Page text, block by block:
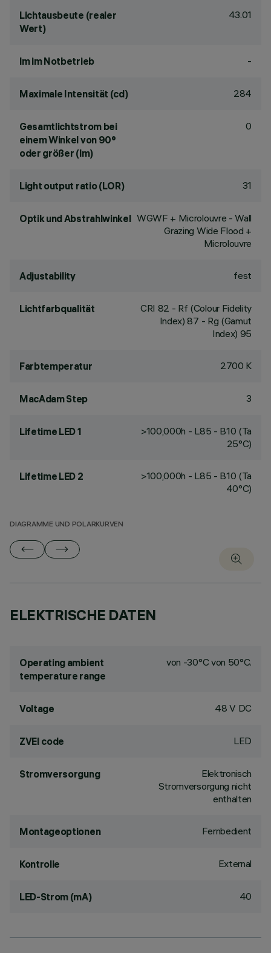
Lichtausbeute (realer
Wert)
43.01
lm im Notbetrieb -
Maximale Intensität (cd) 284
Gesamtlichtstrom bei
einem Winkel von 90°
oder größer (lm)
0
Light output ratio (LOR) 31
Optik und Abstrahlwinkel WGWF + Microlouvre - Wall
Grazing Wide Flood +
Microlouvre
Adjustability fest
Lichtfarbqualität CRI 82 - Rf (Colour Fidelity
Index) 87 - Rg (Gamut
Index) 95
Farbtemperatur 2700 K
MacAdam Step 3
Lifetime LED 1
>100,000h - L85 - B10 (Ta
25°C)
Lifetime LED 2
>100,000h - L85 - B10 (Ta
40°C)
DIAGRAMME UND POLARKURVEN
ELEKTRISCHE DATEN
Operating ambient
temperature range
von -30°C von 50°C.
Voltage 48 V DC
ZVEI code LED
Stromversorgung
Elektronisch
Stromversorgung nicht
enthalten
Montageoptionen Fernbedient
Kontrolle External
LED-Strom (mA) 40